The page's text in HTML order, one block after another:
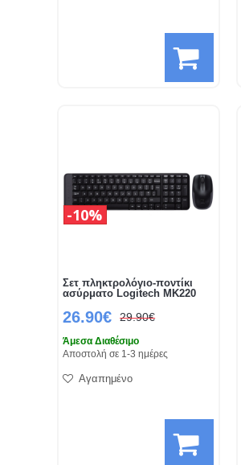
Σετ πληκτρολόγιο-ποντίκι
ασύρματο Logitech MK220
26.90€ 29.90€
10%
Άμεσα Διαθέσιμο
Αποστολή σε 1-3 ημέρες
Αγαπημένο